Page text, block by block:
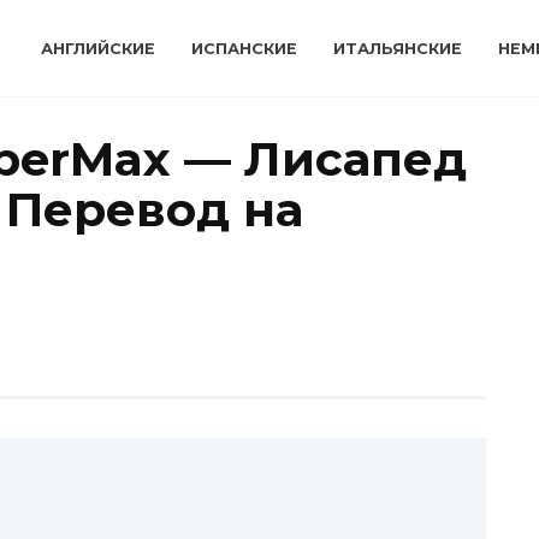
АНГЛИЙСКИЕ ИСПАНСКИЕ ИТАЛЬЯНСКИЕ
— Лисапед
на